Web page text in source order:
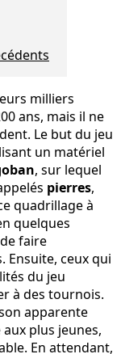
milliers
ans, mais il ne
Le but du jeu
un matériel
, sur lequel
pierres,
quadrillage à
quelques
faire
Ensuite, ceux qui
du jeu
à des tournois.
apparente
plus jeunes,
En attendant,